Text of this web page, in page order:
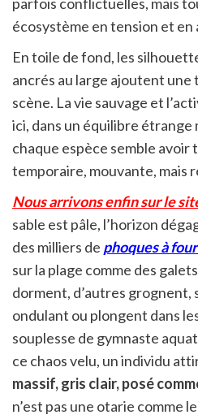
écosystème en tension et en
En toile de fond, les
ancrés au large ajoutent une
scène. La vie sauvage et
ici, dans un équilibre étrange
chaque espèce semble avoir
temporaire, mouvante, mais
Nous arrivons enfin sur le
sable est pâle, l’horizon
des milliers de phoques à
sur la plage comme des
dorment, d’autres grognent,
ondulant ou plongent dans
souplesse de gymnaste
ce chaos velu, un individu
massif, gris clair, posé
n’est pas une otarie comme